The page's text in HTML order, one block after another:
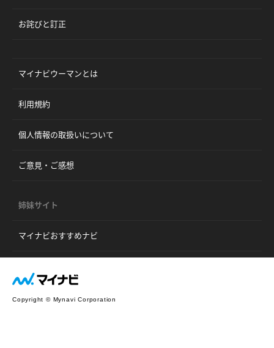
お詫びと訂正
マイナビウーマンとは
利用規約
個人情報の取扱いについて
ご意見・ご感想
姉妹サイト
マイナビおすすめナビ
Copyright © Mynavi Corporation